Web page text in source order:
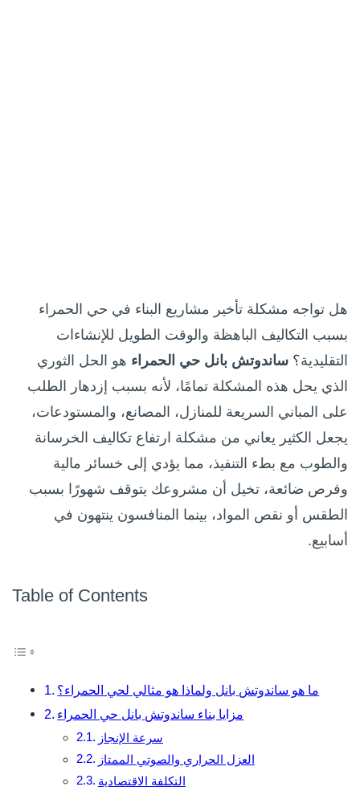
هل تواجه مشكلة تأخير مشاريع البناء في حي الحمراء
بسبب التكاليف الباهظة والوقت الطويل للإنشاءات
التقليدية؟ ساندوتش بانل حي الحمراء هو الحل الثوري
الذي يحل هذه المشكلة تمامًا، لأنه بسبب إزدهار الطلب
على المباني السريعة للمنازل، المصانع، والمستودعات،
يجعل الكثير يعاني من مشكلة ارتفاع تكاليف الخرسانة
والطوب مع بطء التنفيذ، مما يؤدي إلى خسائر مالية
وفرص ضائعة، تخيل أن مشروعك يتوقف شهورًا بسبب
الطقس أو نقص المواد، بينما المنافسون ينتهون في
أسابيع.
Table of Contents
ما هو ساندوتش بانل ولماذا هو مثالي لحي الحمراء؟
مزايا بناء ساندوتش بانل حي الحمراء
سرعة الإنجاز
العزل الحراري والصوتي الممتاز
التكلفة الاقتصادية